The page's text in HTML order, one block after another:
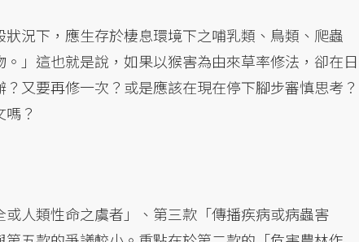
況下，應生存於棲息環境下之哺乳類、鳥類、爬蟲
」這也就是說，如果以猴害為由來草率修法，卻在日
又要再修一次？或是應該在現在停下腳步審慎思考？
？
人類性命之虞者」、第三款「傳播疾病或病蟲害